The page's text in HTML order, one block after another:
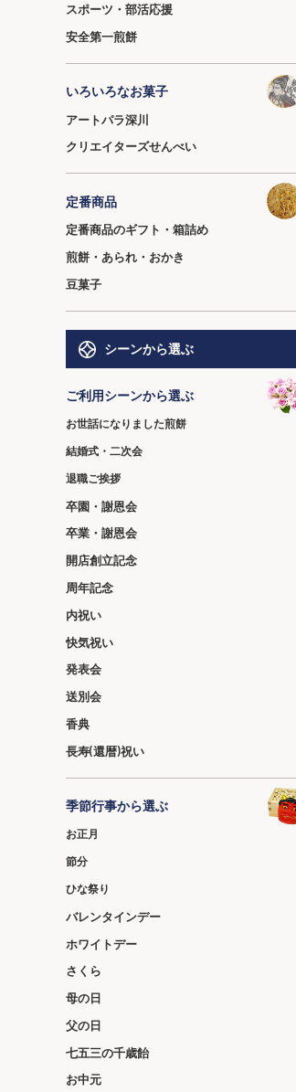
スポーツ・部活応援
安全第一煎餅
いろいろなお菓子
アートパラ深川
クリエイターズせんべい
定番商品
定番商品のギフト・箱詰め
煎餅・あられ・おかき
豆菓子
シーンから選ぶ
ご利用シーンから選ぶ
お世話になりました煎餅
結婚式・二次会
退職ご挨拶
卒園・謝恩会
卒業・謝恩会
開店創立記念
周年記念
内祝い
快気祝い
発表会
送別会
香典
長寿(還暦)祝い
季節行事から選ぶ
お正月
節分
ひな祭り
バレンタインデー
ホワイトデー
さくら
母の日
父の日
七五三の千歳飴
お中元